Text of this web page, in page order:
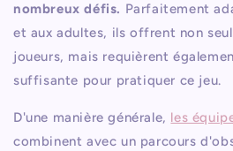
nombreux défis. Parfaitement
et aux adultes, ils offrent non
joueurs, mais requièrent
suffisante pour pratiquer ce jeu.
D'une manière générale, les
combinent avec un parcours